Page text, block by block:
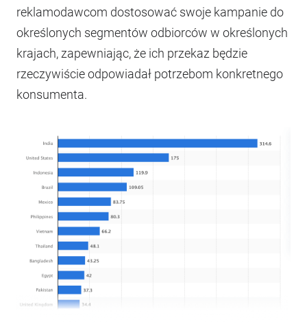
reklamodawcom dostosować swoje kampanie do
określonych segmentów odbiorców w określonych
krajach, zapewniając, że ich przekaz będzie
rzeczywiście odpowiadał potrzebom konkretnego
konsumenta.